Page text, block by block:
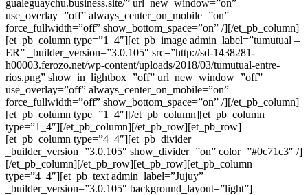
gualeguaychu.business.site/” url_new_window=”on”
use_overlay=”off” always_center_on_mobile=”on”
force_fullwidth=”off” show_bottom_space=”on” /][/et_pb_column]
[et_pb_column type=”1_4″][et_pb_image admin_label=”tumutual –
ER” _builder_version=”3.0.105″ src=”http://sd-1438281-
h00003.ferozo.net/wp-content/uploads/2018/03/tumutual-entre-
rios.png” show_in_lightbox=”off” url_new_window=”off”
use_overlay=”off” always_center_on_mobile=”on”
force_fullwidth=”off” show_bottom_space=”on” /][/et_pb_column]
[et_pb_column type=”1_4″][/et_pb_column][et_pb_column
type=”1_4″][/et_pb_column][/et_pb_row][et_pb_row]
[et_pb_column type=”4_4″][et_pb_divider
_builder_version=”3.0.105″ show_divider=”on” color=”#0c71c3″ /]
[/et_pb_column][/et_pb_row][et_pb_row][et_pb_column
type=”4_4″][et_pb_text admin_label=”Jujuy”
_builder_version=”3.0.105″ background_layout=”light”]